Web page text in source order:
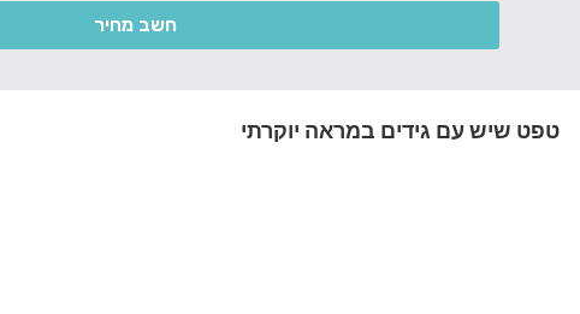
חשב מחיר
טפט שיש עם גידים במראה יוקרתי